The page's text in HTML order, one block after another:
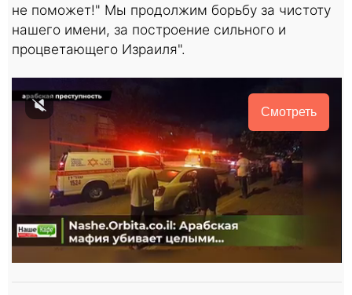
не поможет!" Мы продолжим борьбу за чистоту
нашего имени, за построение сильного и
процветающего Израиля".
Смотреть